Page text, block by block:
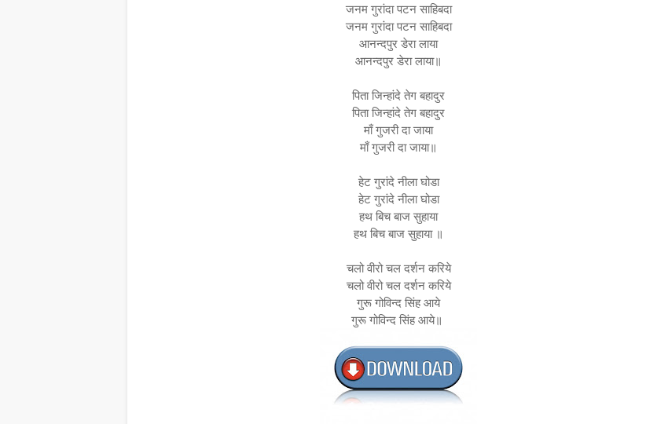
जनम गुरांदा पटन साहिबदा
जनम गुरांदा पटन साहिबदा
आनन्दपुर डेरा लाया
आनन्दपुर डेरा लाया॥
पिता जिन्हांदे तेग बहादुर
पिता जिन्हांदे तेग बहादुर
माँ गुजरी दा जाया
माँ गुजरी दा जाया॥
हेट गुरांदे नीला घोडा
हेट गुरांदे नीला घोडा
हथ बिच बाज सुहाया
हथ बिच बाज सुहाया ॥
चलो वीरो चल दर्शन करिये
चलो वीरो चल दर्शन करिये
गुरू गोविन्द सिंह आये
गुरू गोविन्द सिंह आये॥